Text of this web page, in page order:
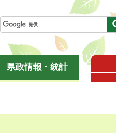
県政情報・統計